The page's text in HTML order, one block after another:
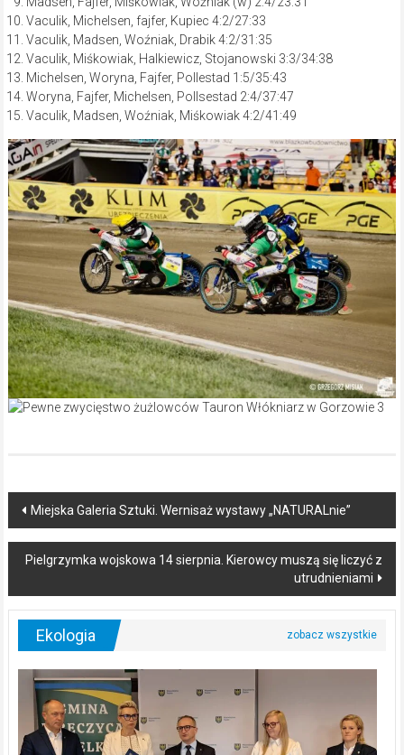
Vaculik, Michelsen, fajfer, Kupiec 4:2/27:33
Vaculik, Madsen, Woźniak, Drabik 4:2/31:35
Vaculik, Miśkowiak, Halkiewicz, Stojanowski 3:3/34:38
Michelsen, Woryna, Fajfer, Pollestad 1:5/35:43
Woryna, Fajfer, Michelsen, Pollsestad 2:4/37:47
Vaculik, Madsen, Woźniak, Miśkowiak 4:2/41:49
Post
navigation
Miejska Galeria Sztuki. Wernisaż wystawy „NATURALnie”
Pielgrzymka wojskowa 14 sierpnia. Kierowcy muszą się liczyć z
utrudnieniami
Ekologia